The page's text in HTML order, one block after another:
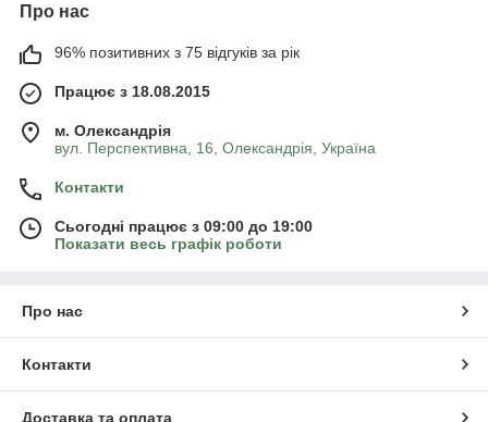
Про нас
96% позитивних з 75 відгуків за рік
Працює з 18.08.2015
м. Олександрія
вул. Перспективна, 16, Олександрія, Україна
Контакти
Сьогодні працює з 09:00 до 19:00
Показати весь графік роботи
Про нас
Контакти
Доставка та оплата